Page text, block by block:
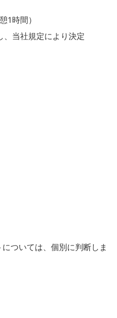
1時間）
、当社規定により決定
ついては、個別に判断しま